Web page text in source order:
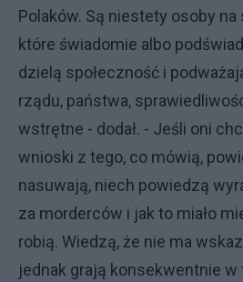
Polaków. Są niestety osoby
które świadomie albo
dzielą społeczność i
rządu, państwa,
wstrętne - dodał. - Jeśli oni
wnioski z tego, co mówią,
nasuwają, niech powiedzą
za morderców i jak to miało
robią. Wiedzą, że nie ma
jednak grają konsekwentnie w